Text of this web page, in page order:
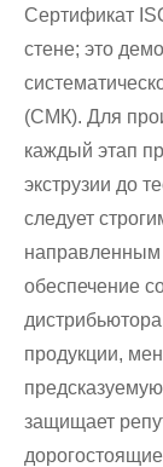
Сертификат
стене; это
(СМК). Для
каждый этап
экструзии до
следует
обеспечение
продукции,
защищает